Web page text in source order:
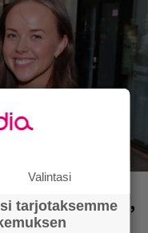
uutta
tämmöinen”
Valintasi
tarjotaksemme